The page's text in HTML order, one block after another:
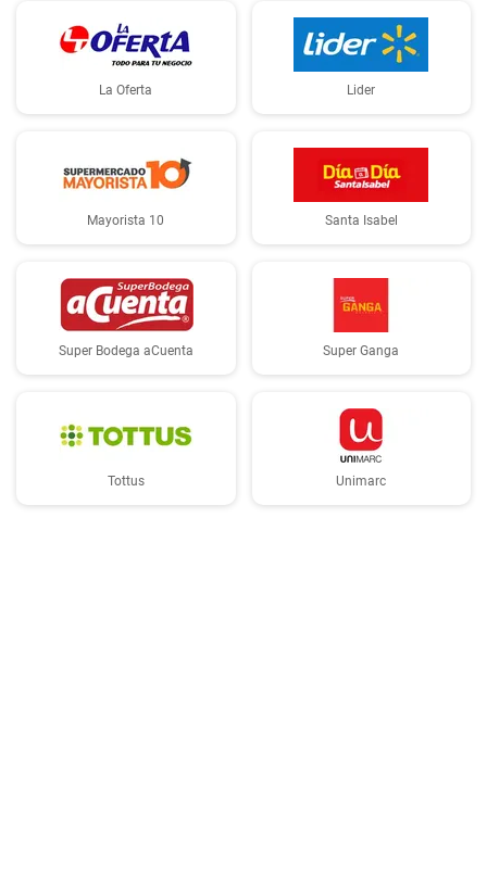
La Oferta Lider
Mayorista 10 Santa Isabel
Super Bodega aCuenta Super Ganga
Tottus Unimarc